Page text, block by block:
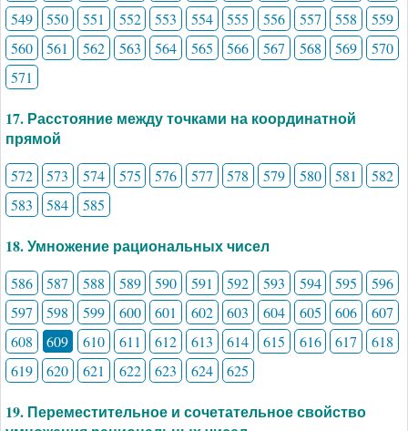
549
550 551 552 553 554 555 556 557 558
559
560
561 562 563 564 565 566 567 568 569
570
571
17. Расстояние между точками на координатной
прямой
572 573 574 575 576 577 578 579 580 581
582
583
584 585
18. Умножение рациональных чисел
586 587 588 589 590 591 592 593 594 595
596
597
598 599 600 601 602 603 604 605 606
607
608
609 610 611 612 613 614 615 616 617
618
619
620 621 622 623 624 625
19. Переместительное и сочетательное свойство